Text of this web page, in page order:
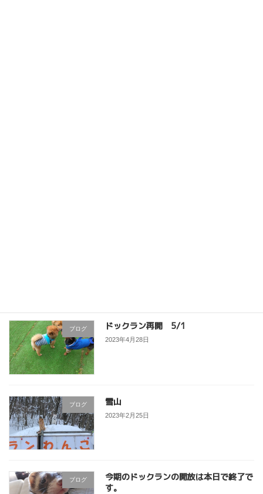
ブログ ドックラン再開 5/1
2023年4月28日
ブログ 雪山
2023年2月25日
ブログ
今期のドックランの開放は本日で終了で
す。